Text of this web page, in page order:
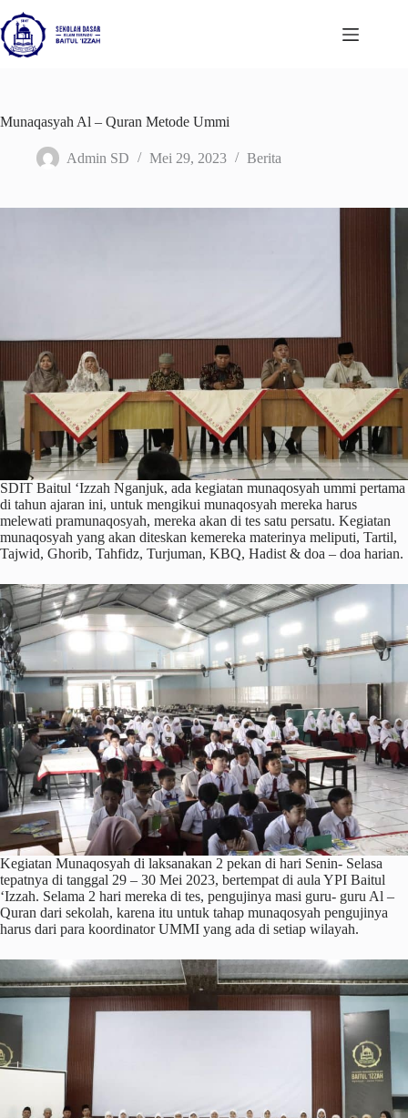
to
content
Munaqasyah Al – Quran Metode Ummi
Admin SD Mei 29, 2023 Berita
SDIT Baitul ‘Izzah Nganjuk, ada kegiatan munaqosyah ummi pertama
di tahun ajaran ini, untuk mengikui munaqosyah mereka harus
melewati pramunaqosyah, mereka akan di tes satu persatu. Kegiatan
munaqosyah yang akan diteskan kemereka materinya meliputi, Tartil,
Tajwid, Ghorib, Tahfidz, Turjuman, KBQ, Hadist & doa – doa harian.
Kegiatan Munaqosyah di laksanakan 2 pekan di hari Senin- Selasa
tepatnya di tanggal 29 – 30 Mei 2023, bertempat di aula YPI Baitul
‘Izzah. Selama 2 hari mereka di tes, pengujinya masi guru- guru Al –
Quran dari sekolah, karena itu untuk tahap munaqosyah pengujinya
harus dari para koordinator UMMI yang ada di setiap wilayah.